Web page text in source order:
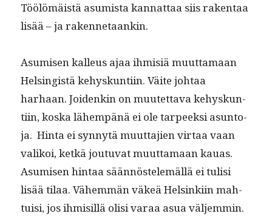
Töölömäistä asum­ista kan­nat­taa siis rak­en­taa
lisää – ja rakennetaankin.
Asumisen kalleus ajaa ihmisiä muut­ta­maan
Helsingistä kehyskun­ti­in. Väite johtaa
harhaan. Joidenkin on muutet­ta­va kehyskun­
ti­in, kos­ka lähempänä ei ole tarpeek­si asun­to­
ja. Hin­ta ei syn­nytä muut­ta­jien vir­taa vaan
valikoi, ketkä joutu­vat muut­ta­maan kauas.
Asumisen hin­taa sään­nöstelemäl­lä ei tulisi
lisää tilaa. Vähem­män väkeä Helsinki­in mah­
tu­isi, jos ihmisil­lä olisi varaa asua väljemmin.